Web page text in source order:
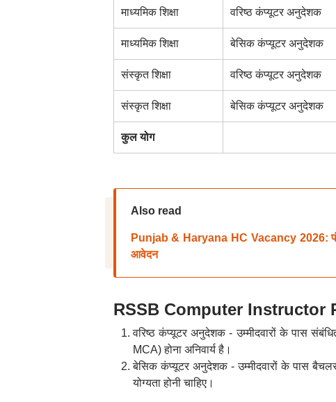
माध्यमिक शिक्षा वरिष्ठ कंप्यूटर अनुदेशक
माध्यमिक शिक्षा बेसिक कंप्यूटर अनुदेशक
संस्कृत शिक्षा वरिष्ठ कंप्यूटर अनुदेशक
संस्कृत शिक्षा बेसिक कंप्यूटर अनुदेशक
कुल योग
Also read
Punjab & Haryana HC Vacancy 2026:
आवेदन
RSSB Computer Instructor
वरिष्ठ कंप्यूटर अनुदेशक - उम्मीदवारों के पास
MCA) होना अनिवार्य है।
बेसिक कंप्यूटर अनुदेशक - उम्मीदवारों के पास
योग्यता होनी चाहिए।